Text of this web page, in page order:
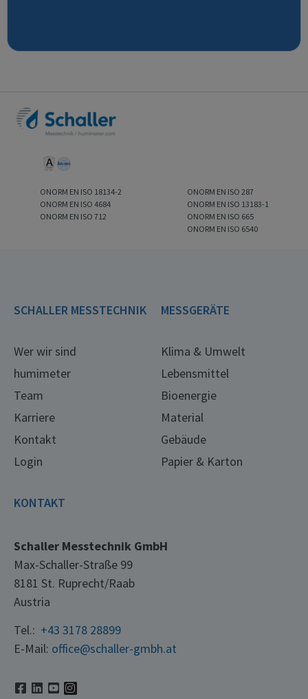
ONORM EN ISO 18134-2
ONORM EN ISO 4684
ONORM EN ISO 712
ONORM EN ISO 287
ONORM EN ISO 13183-1
ONORM EN ISO 665
ONORM EN ISO 6540
SCHALLER MESSTECHNIK
Wer wir sind
humimeter
Team
Karriere
Kontakt
Login
MESSGERÄTE
Klima & Umwelt
Lebensmittel
Bioenergie
Material
Gebäude
Papier & Karton
KONTAKT
Schaller Messtechnik GmbH
Max-Schaller-Straße 99
8181 St. Ruprecht/Raab
Austria
Tel.: +43 3178 28899
E-Mail: office@schaller-gmbh.at